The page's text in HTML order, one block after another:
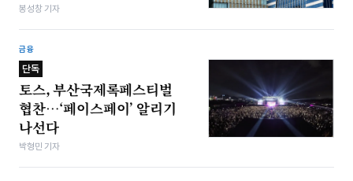
봉성창 기자
금융
단독
토스, 부산국제록페스티벌
협찬…‘페이스페이’ 알리기
나선다
박형민 기자